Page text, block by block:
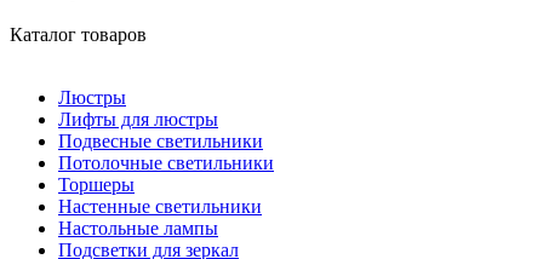
Каталог товаров
Люстры
Лифты для люстры
Подвесные светильники
Потолочные светильники
Торшеры
Настенные светильники
Настольные лампы
Подсветки для зеркал